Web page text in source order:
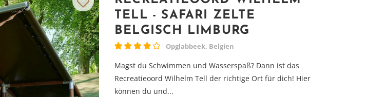
TELL - SAFARI ZELTE
BELGISCH LIMBURG
Opglabbeek, Belgien
Magst du Schwimmen und Wasserspaß? Dann ist das
Recreatieoord Wilhelm Tell der richtige Ort für dich! Hier
können du und...
unseres Newsletters.